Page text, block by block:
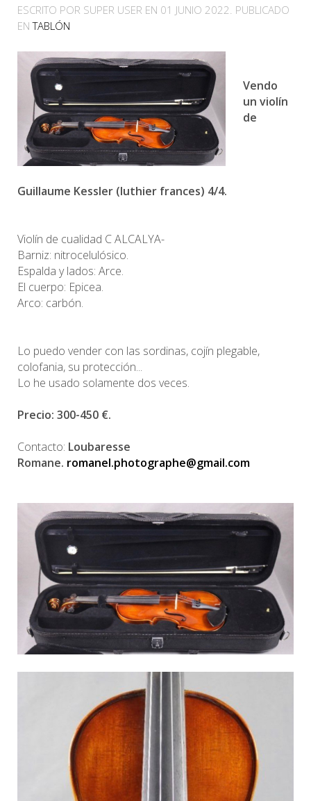
ESCRITO POR SUPER USER EN 01 JUNIO 2022. PUBLICADO
ENTABLÓN
Vendo
un violín
de
Guillaume Kessler (luthier frances) 4/4.
Violín de cualidad C ALCALYA-
Barniz: nitrocelulósico.
Espalda y lados: Arce.
El cuerpo: Epicea.
Arco: carbón.
Lo puedo vender con las sordinas, cojín plegable,
colofania, su protección...
Lo he usado solamente dos veces.
Precio: 300-450 €.
Contacto: Loubaresse
Romane. romanel.photographe@gmail.com